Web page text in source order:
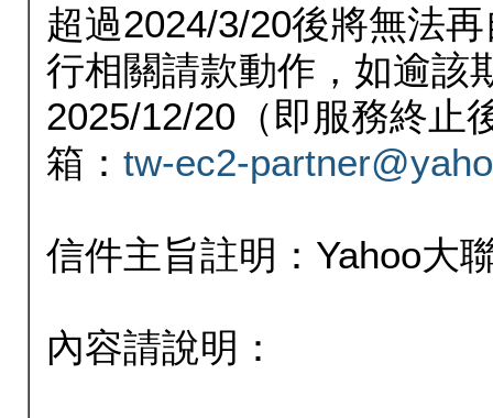
超過2024/3/20後將無法
行相關請款動作，如逾該
2025/12/20（即服務終止
箱： tw-ec2-
信件主旨註明：Yahoo大
內容請說明：